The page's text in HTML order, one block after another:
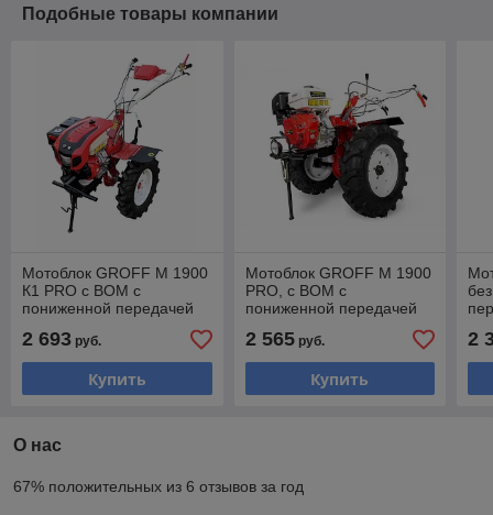
Подобные товары компании
Мотоблок GROFF М 1900
К1 PRO с ВОМ с
пониженной передачей
2 693 руб.
Купить
Мотоблок GROFF M 1900
PRO, с ВОМ с
пониженной передачей
2 565руб.
Купить
2
О нас
67% положительных из 6 отзывов за год